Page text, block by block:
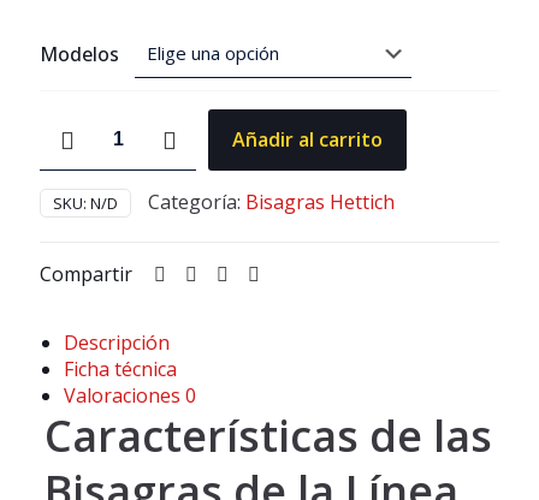
Modelos
Hettich
-
Línea
cantidad
Añadir al carrito
SKU: N/D Categoría: Bisagras Hettich
Compartir
Descripción
Ficha técnica
Valoraciones 0
Características de las